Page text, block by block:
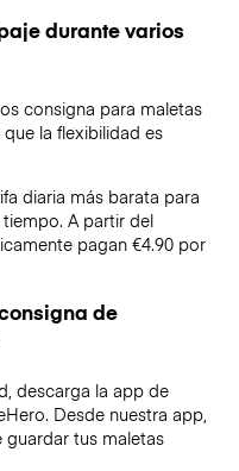
durante varios
consigna para maletas
la flexibilidad es
diaria más barata para
A partir del
pagan €4.90 por
de
descarga la app de
Desde nuestra app,
tus maletas